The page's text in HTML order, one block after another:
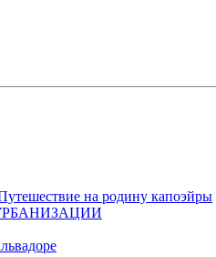
на родину капоэйры